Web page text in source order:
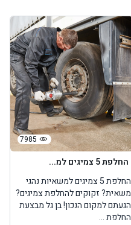
7985
החלפת 5 צמיגים למ...
החלפת 5 צמיגים למשאיות נהגי
משאית? זקוקים להחלפת צמיגים?
הגעתם למקום הנכון! בן גל מבצעת
החלפת ...